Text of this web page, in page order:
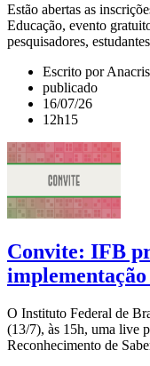
Estão abertas as
Educação, evento
pesquisadores,
Escrito por Anacris
publicado
16/07/26
12h15
Convite: IFB
O Instituto Federal de
(13/7), às 15h, uma live
Reconhecimento de